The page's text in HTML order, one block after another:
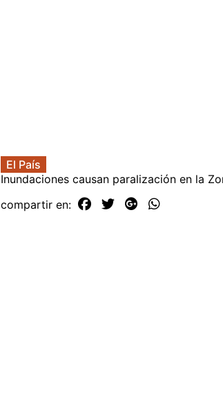
El País
Inundaciones causan paralización en la
compartir en: